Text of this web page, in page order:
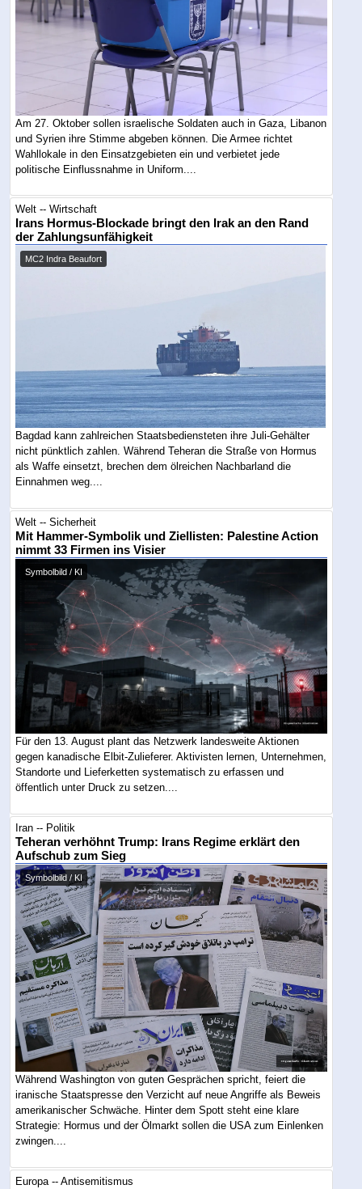
Am 27. Oktober sollen israelische Soldaten auch in Gaza, Libanon
und Syrien ihre Stimme abgeben können. Die Armee richtet
Wahllokale in den Einsatzgebieten ein und verbietet jede
politische Einflussnahme in Uniform....
Welt -- Wirtschaft
Irans Hormus-Blockade bringt den Irak an den Rand
der Zahlungsunfähigkeit
MC2 Indra Beaufort
Bagdad kann zahlreichen Staatsbediensteten ihre Juli-Gehälter
nicht pünktlich zahlen. Während Teheran die Straße von Hormus
als Waffe einsetzt, brechen dem ölreichen Nachbarland die
Einnahmen weg....
Welt -- Sicherheit
Mit Hammer-Symbolik und Ziellisten: Palestine Action
nimmt 33 Firmen ins Visier
Symbolbild / KI
Für den 13. August plant das Netzwerk landesweite Aktionen
gegen kanadische Elbit-Zulieferer. Aktivisten lernen, Unternehmen,
Standorte und Lieferketten systematisch zu erfassen und
öffentlich unter Druck zu setzen....
Iran -- Politik
Teheran verhöhnt Trump: Irans Regime erklärt den
Aufschub zum Sieg
Symbolbild / KI
Während Washington von guten Gesprächen spricht, feiert die
iranische Staatspresse den Verzicht auf neue Angriffe als Beweis
amerikanischer Schwäche. Hinter dem Spott steht eine klare
Strategie: Hormus und der Ölmarkt sollen die USA zum Einlenken
zwingen....
Europa -- Antisemitismus